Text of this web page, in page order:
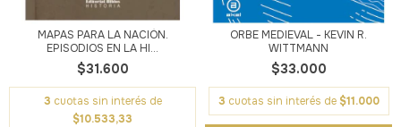
MAPAS PARA LA NACIÓN.
EPISODIOS EN LA HI...
$31.600
3 cuotas sin interés de
$10.533,33
ORBE MEDIEVAL - KEVIN R.
WITTMANN
$33.000
3 cuotas sin interés de $11.000